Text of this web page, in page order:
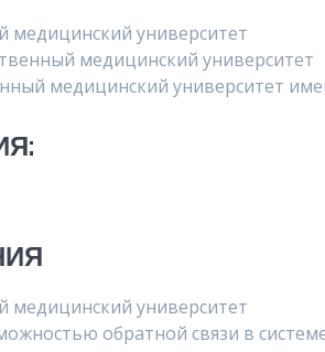
медицинский университет
медицинский университет
медицинский университет
медицинский университет
обратной связи в